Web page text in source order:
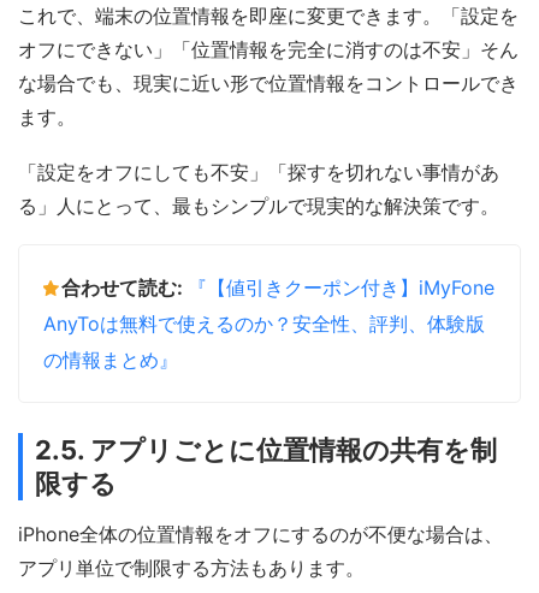
これで、端末の位置情報を即座に変更できます。「設定を
オフにできない」「位置情報を完全に消すのは不安」そん
な場合でも、現実に近い形で位置情報をコントロールでき
ます。
「設定をオフにしても不安」「探すを切れない事情があ
る」人にとって、最もシンプルで現実的な解決策です。
合わせて読む:
『【値引きクーポン付き】iMyFone
AnyToは無料で使えるのか？安全性、評判、体験版
の情報まとめ』
2.5. アプリごとに位置情報の共有を制
限する
iPhone全体の位置情報をオフにするのが不便な場合は、
アプリ単位で制限する方法もあります。